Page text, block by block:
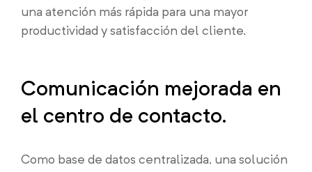
una atención más rápida para una mayor
productividad y satisfacción del cliente.
Comunicación mejorada en
el centro de contacto.
Como base de datos centralizada, una solución